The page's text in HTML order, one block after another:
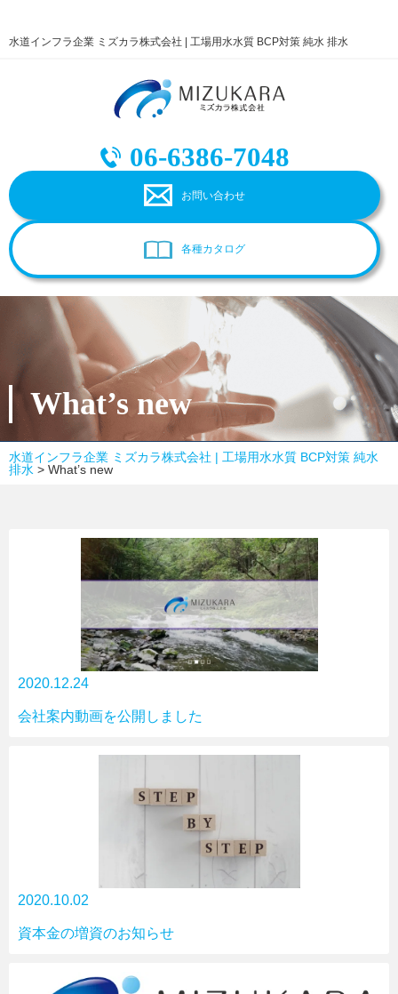
水道インフラ企業 ミズカラ株式会社 | 工場用水水質 BCP対策 純水 排水
06-6386-7048
お問い合わせ
各種カタログ
What’s new
水道インフラ企業 ミズカラ株式会社 | 工場用水水質 BCP対策 純水
排水 > What’s new
2020.12.24
会社案内動画を公開しました
2020.10.02
資本金の増資のお知らせ